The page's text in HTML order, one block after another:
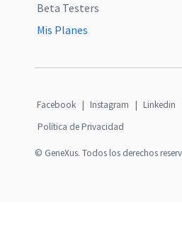
Beta Testers
Mis Planes
Facebook | Instagram | Linkedin
Política de Privacidad
© GeneXus. Todos los derechos